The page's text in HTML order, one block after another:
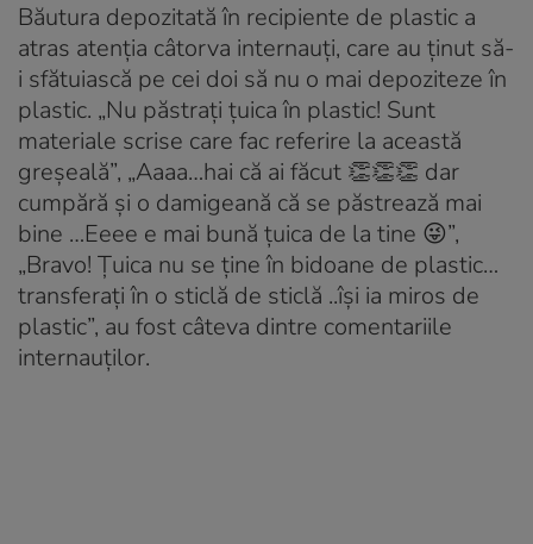
Băutura depozitată în recipiente de plastic a
atras atenția câtorva internauți, care au ținut să-
i sfătuiască pe cei doi să nu o mai depoziteze în
plastic. „Nu păstrați țuica în plastic! Sunt
materiale scrise care fac referire la această
greșeală”, „Aaaa…hai că ai făcut 👏👏👏 dar
cumpără și o damigeană că se păstrează mai
bine …Eeee e mai bună țuica de la tine 😜”,
„Bravo! Țuica nu se ține în bidoane de plastic…
transferați în o sticlă de sticlă ..își ia miros de
plastic”, au fost câteva dintre comentariile
internauților.